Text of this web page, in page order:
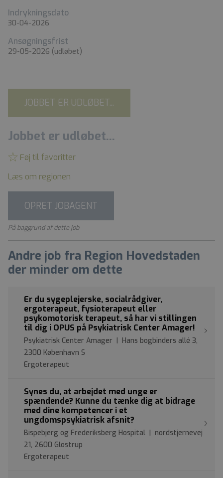
Indrykningsdato
30-04-2026
Ansøgningsfrist
29-05-2026 (udløbet)
JOBBET ER UDLØBET...
Jobbet er udløbet...
Føj til favoritter
Læs om regionen
OPRET JOBAGENT
På baggrund af dette job
Andre job fra Region Hovedstaden
der minder om dette
Er du sygeplejerske, socialrådgiver,
ergoterapeut, fysioterapeut eller
psykomotorisk terapeut, så har vi stillingen
til dig i OPUS på Psykiatrisk Center Amager!
Psykiatrisk Center Amager | Hans bogbinders allé 3,
2300 København S
Ergoterapeut
Synes du, at arbejdet med unge er
spændende? Kunne du tænke dig at bidrage
med dine kompetencer i et
ungdomspsykiatrisk afsnit?
Bispebjerg og Frederiksberg Hospital | nordstjernevej
21, 2600 Glostrup
Ergoterapeut